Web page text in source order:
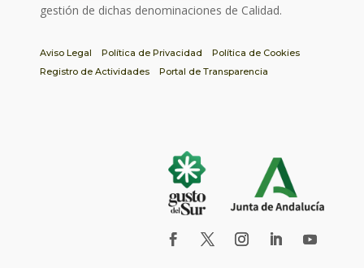
gestión de dichas denominaciones de Calidad.
Aviso Legal Política de Privacidad
Política de Cookies
Registro de Actividades
Portal de Transparencia